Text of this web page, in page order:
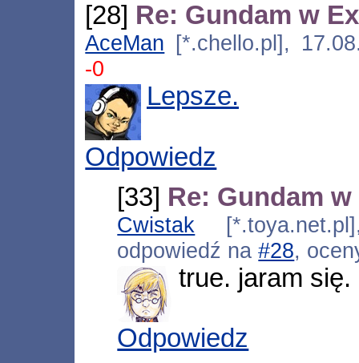
[28] Re: Gundam w
AceMan [*.chello.pl],
-0
Lepsze.
Odpowiedz
[33] Re: Gundam
Cwistak
odpowiedź na#28,
true. jaram się.
Odpowiedz